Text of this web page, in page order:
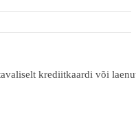
krediitkaardi või